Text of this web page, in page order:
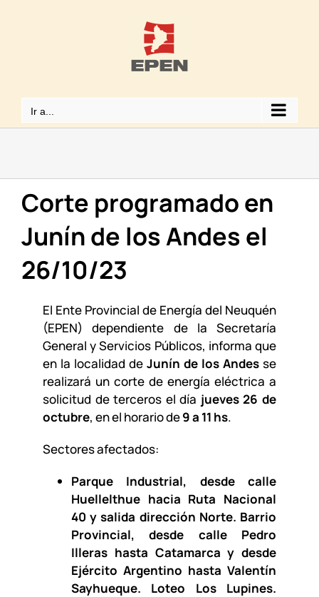
Ir a...
Corte programado en
Junín de los Andes el
26/10/23
El Ente Provincial de Energía del Neuquén
(EPEN) dependiente de la Secretaría
General y Servicios Públicos, informa que
en la localidad de Junín de los Andes se
realizará un corte de energía eléctrica a
solicitud de terceros el día jueves 26 de
octubre, en el horario de9 a 11 hs.
Sectores afectados:
Parque Industrial, desde calle
Huellelthue hacia Ruta Nacional
40 y salida dirección Norte. Barrio
Provincial, desde calle Pedro
Illeras hasta Catamarca y desde
Ejército Argentino hasta Valentín
Sayhueque. Loteo Los Lupines.